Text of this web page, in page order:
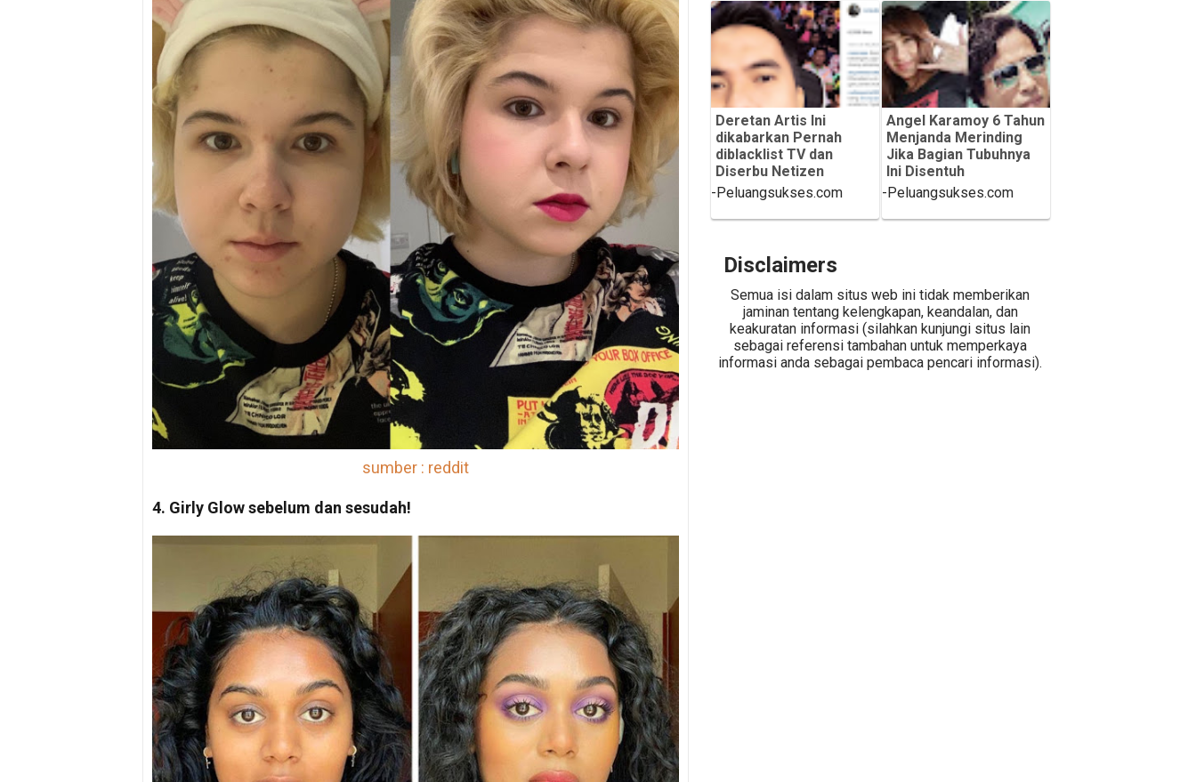
sumber : reddit
4. Girly Glow sebelum dan sesudah!
Deretan Artis Ini
dikabarkan Pernah
diblacklist TV dan
Diserbu Netizen
-Peluangsukses.com
Angel Karamoy 6 Tahun
Menjanda Merinding
Jika Bagian Tubuhnya
Ini Disentuh
-Peluangsukses.com
Disclaimers
Semua isi dalam situs web ini tidak memberikan
jaminan tentang kelengkapan, keandalan, dan
keakuratan informasi (silahkan kunjungi situs lain
sebagai referensi tambahan untuk memperkaya
informasi anda sebagai pembaca pencari informasi).